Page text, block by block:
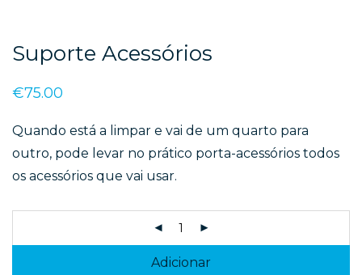
Suporte Acessórios
€75.00
Quando está a limpar e vai de um quarto para
outro, pode levar no prático porta-acessórios todos
os acessórios que vai usar.
Adicionar